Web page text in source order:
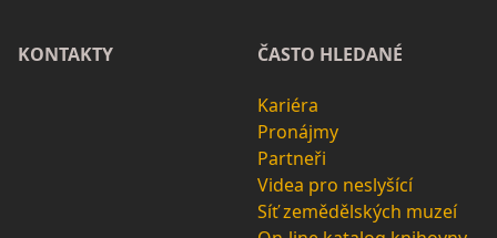
KONTAKTY ČASTO HLEDANÉ
Kariéra
Pronájmy
Partneři
Videa pro neslyšící
Síť zemědělských muzeí